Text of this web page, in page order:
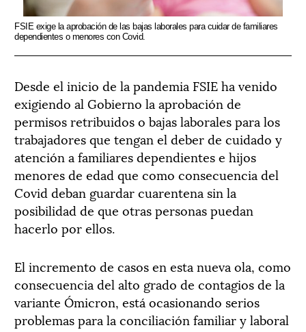
FSIE exige la aprobación de las bajas laborales para cuidar de familiares
dependientes o menores con Covid.
Desde el inicio de la pandemia FSIE ha venido
exigiendo al Gobierno la aprobación de
permisos retribuidos o bajas laborales para los
trabajadores que tengan el deber de cuidado y
atención a familiares dependientes e hijos
menores de edad que como consecuencia del
Covid deban guardar cuarentena sin la
posibilidad de que otras personas puedan
hacerlo por ellos.
El incremento de casos en esta nueva ola, como
consecuencia del alto grado de contagios de la
variante Ómicron, está ocasionando serios
problemas para la conciliación familiar y laboral